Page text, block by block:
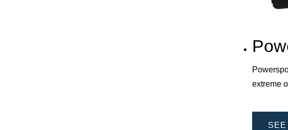
extreme